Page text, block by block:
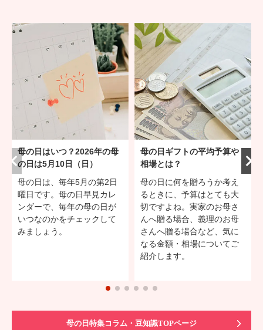
母の日はいつ？2026年の母
の日は5月10日（日）
母の日は、毎年5月の第2日
曜日です。母の日早見カレ
ンダーで、毎年の母の日が
いつなのかをチェックして
みましょう。
母の日ギフトの平均予算や
相場とは？
母の日に何を贈ろうか考え
るときに、予算はとても大
切ですよね。実家のお母さ
んへ贈る場合、義理のお母
さんへ贈る場合など、気に
なる金額・相場についてご
紹介します。
母の日特集コラム・豆知識TOPページ